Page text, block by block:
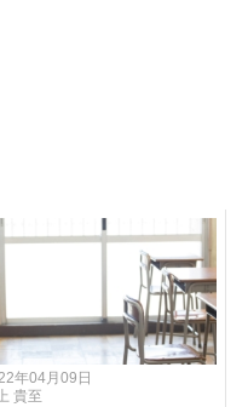
年04月09日
貴至